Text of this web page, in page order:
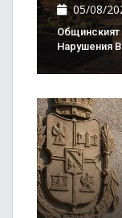
05/08/
Общинският
Нарушения В